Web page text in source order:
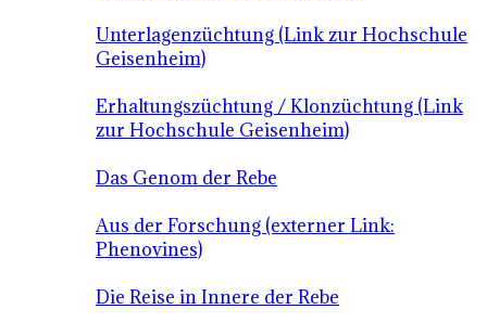
Unterlagenzüchtung (Link zur Hochschule
Geisenheim)
Erhaltungszüchtung / Klonzüchtung (Link
zur Hochschule Geisenheim)
Das Genom der Rebe
Aus der Forschung (externer Link:
Phenovines)
Die Reise in Innere der Rebe